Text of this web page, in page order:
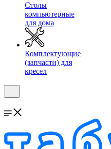
Столы
компьютерные
для дома
Комплектующие
(запчасти) для
кресел